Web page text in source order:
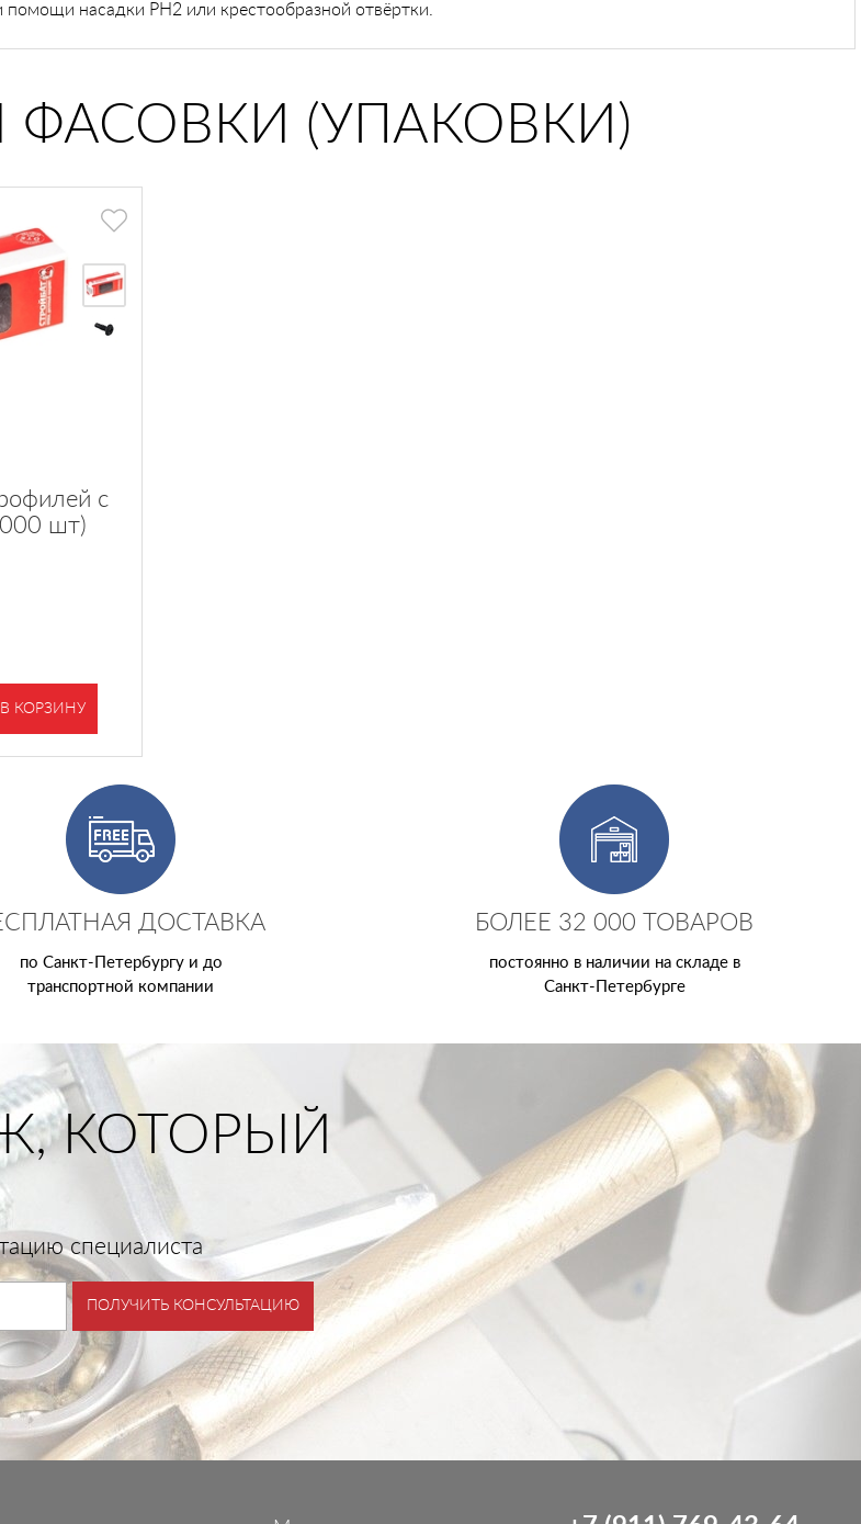
насадки PH2 или крестообразной отвёртки.
(УПАКОВКИ)
с
шт)
В КОРЗИНУ
ДОСТАВКА
по Санкт-Петербургу и до
транспортной компании
БОЛЕЕ 32 000 ТОВАРОВ
постоянно в наличии на складе в
Санкт-Петербурге
КОТОРЫЙ
специалиста
ПОЛУЧИТЬ КОНСУЛЬТАЦИЮ